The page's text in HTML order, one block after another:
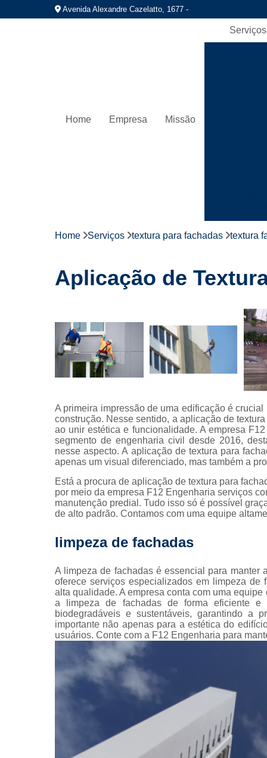
Avenida Alexandre Cazelatto, 1677 -
Home Empresa Missão
Serviços
Limpeza
Limpeza
terreno
Limpezas
predial
Pintura
fachadas
Pinturas
Reforma
Reforma de
Home Serviços textura para fachadas textura
Aplicação de
A primeira impressão de uma edificação é
construção. Nesse sentido, a aplicação de
ao unir estética e funcionalidade. A empresa
segmento de engenharia civil desde 2016,
nesse aspecto. A aplicação de textura para
apenas um visual diferenciado, mas também a
Está a procura de aplicação de textura para
por meio da empresa F12 Engenharia serviços
manutenção predial. Tudo isso só é possível
de alto padrão. Contamos com uma equipe
limpeza de fachadas
A limpeza de fachadas é essencial para manter
oferece serviços especializados em limpeza de
alta qualidade. A empresa conta com uma
a limpeza de fachadas de forma eficiente e
biodegradáveis e sustentáveis, garantindo a
importante não apenas para a estética do
usuários. Conte com a F12 Engenharia para